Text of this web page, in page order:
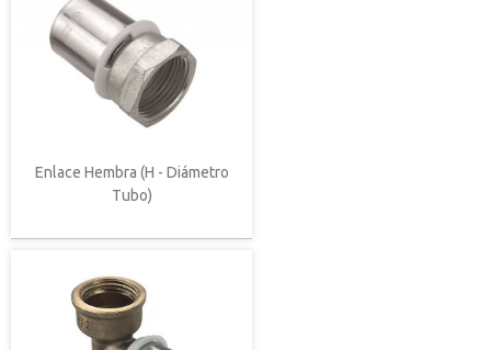
Enlace Hembra (H - Diámetro
Tubo)